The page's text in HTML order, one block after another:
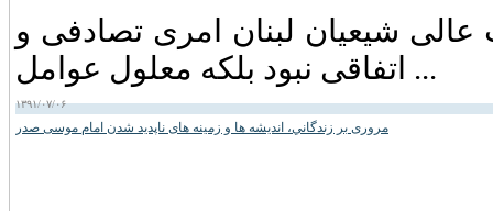
شیعیان لبنان امری تصادفی و
اتفاقی نبود بلکه معلول عوامل ...
۱۳۹۱/۰۷/۰۶
مروری بر زندگاني، انديشه ها و زمينه های ناپديد شدن امام موسی صدر